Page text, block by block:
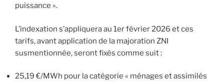
puissance ».
L’indexation s’appliquera au 1er février 2026 et ces
tarifs, avant application de la majoration ZNI
susmentionnée, seront fixés comme suit :
25,19 €/MWh pour la catégorie « ménages et assimilés